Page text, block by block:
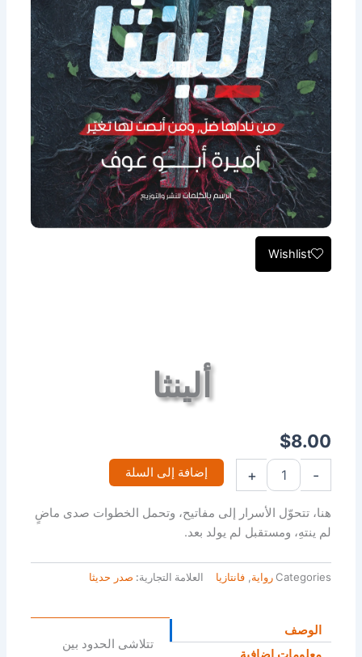
Wishlist
ألينثا
$8.00
-
+ إضافة إلى السلة
هنا، تتحوّل الأسرار إلى مفاتيح، وتحمل الخطوات صدى ماضٍ
لم ينتهِ، ومستقبل لم يولد بعد.
Categories رواية فانتازيا العلامة التجارية: صدر حديثا
الوصف
معلومات إضافية
تتلاشى الحدود بين